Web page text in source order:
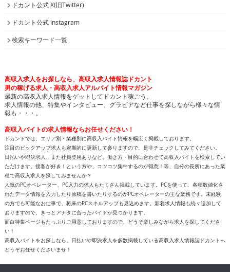
ドカント公式 X(旧Twitter)
ドカント公式 Instagram
検索キーワード一覧
高収入求人をお探しなら、高収入求人情報誌ドカント
男の稼げる求人・高収入求人アルバイト情報マガジン
最新の高収入求人情報をゲットしてドカント稼ごう。
求人情報の他、特集やインタビュー、グラビアなど仕事を探しながら様々な情
報も・・・。
高収入バイトの求人情報ならお任せください！
ドカントでは、エリア別・業種別に高収入バイト情報を幅広く掲載しております。
注目のピックアップ求人も定期的に更新して参りますので、是非チェックしてみてください。
日払いや即決求人、また社員登用ありなど、働き方・目的に合わせて高収入バイトを検索してい
ただけます。接客が好き！という方や、コツコツ集中するのが得意！等、自分の長所にあった業
種で高収入求人を探してみませんか？
人気のPCオペレーター、PC入力の求人もたくさん掲載しています。PCを使って、各種数値化さ
れたデータ情報を入力したり原稿を書いたりするのがPCオペレーターの主な業務です。未経験
の方でも可能なお仕事で、将来のPCスキルアップも見込めます。新着求人情報も続々追加して
おりますので、きっとアナタに合ったバイトが見つかります。
面白特集ページもたっぷりご用意しておりますので、どうぞ楽しみながら求人を探してくださ
い！
高収入バイトをお探しなら、日払いや即決求人を多数掲載している高収入求人情報誌ドカントへ
どうぞお任せくださいませ！